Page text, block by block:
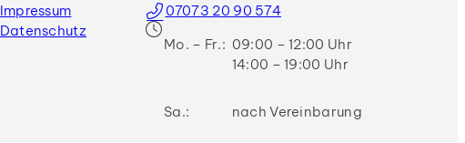
Impressum
Datenschutz
07073 20 90 574
Mo. – Fr.: 09:00 – 12:00 Uhr
14:00 – 19:00 Uhr
Sa.: nach Vereinbarung